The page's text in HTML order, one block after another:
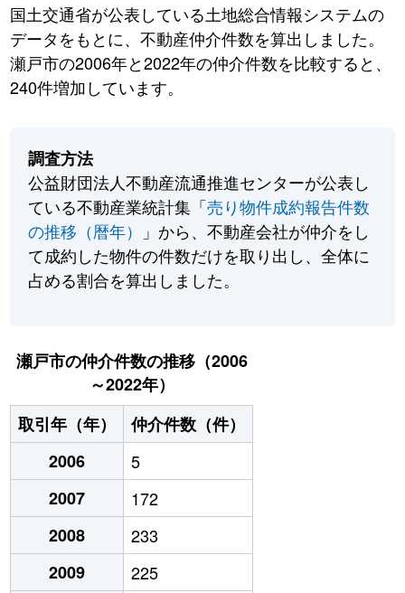
国土交通省が公表している土地総合情報システムの
データをもとに、不動産仲介件数を算出しました。
瀬戸市の2006年と2022年の仲介件数を比較すると、
240件増加しています。
調査方法
公益財団法人不動産流通推進センターが公表し
ている不動産業統計集「売り物件成約報告件数
の推移（暦年）
」から、不動産会社が仲介をし
て成約した物件の件数だけを取り出し、全体に
占める割合を算出しました。
瀬戸市の仲介件数の推移（2006
～2022年）
取引年（年）
仲介件数（件）
2006
5
2007
172
2008
233
2009
225